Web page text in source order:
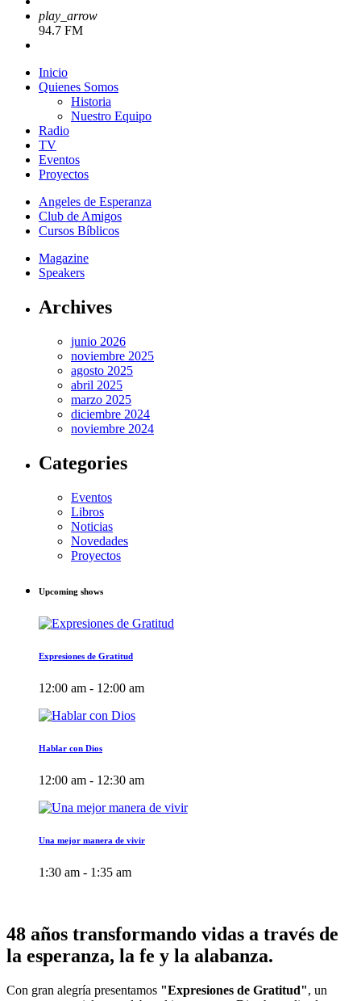
play_arrow
94.7 FM
Inicio
Quienes Somos
Historia
Nuestro Equipo
Radio
TV
Eventos
Proyectos
Angeles de Esperanza
Club de Amigos
Cursos Bíblicos
Magazine
Speakers
Archives
junio 2026
noviembre 2025
agosto 2025
abril 2025
marzo 2025
diciembre 2024
noviembre 2024
Categories
Eventos
Libros
Noticias
Novedades
Proyectos
Upcoming shows
Expresiones de Gratitud
12:00 am - 12:00 am
Hablar con Dios
12:00 am - 12:30 am
Una mejor manera de vivir
1:30 am - 1:35 am
48 años transformando vidas a través de
la esperanza, la fe y la alabanza.
Con gran alegría presentamos "Expresiones de Gratitud", un